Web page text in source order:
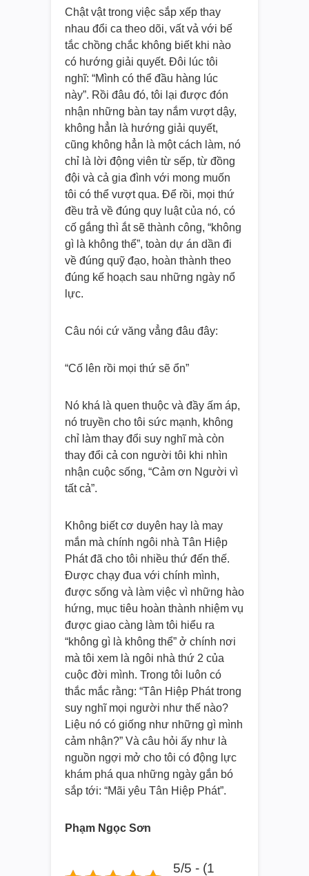
Chật vật trong việc sắp xếp thay
nhau đổi ca theo dõi, vất vả với bế
tắc chồng chắc không biết khi nào
có hướng giải quyết. Đôi lúc tôi
nghĩ: “Mình có thể đầu hàng lúc
này”. Rồi đâu đó, tôi lại được đón
nhận những bàn tay nắm vượt dậy,
không hẳn là hướng giải quyết,
cũng không hẳn là một cách làm, nó
chỉ là lời động viên từ sếp, từ đồng
đội và cả gia đình với mong muốn
tôi có thể vượt qua. Để rồi, mọi thứ
đều trả về đúng quy luật của nó, có
cố gắng thì ắt sẽ thành công, “không
gì là không thể”, toàn dự án dần đi
về đúng quỹ đạo, hoàn thành theo
đúng kế hoạch sau những ngày nổ
lực.
Câu nói cứ văng vẳng đâu đây:
“Cố lên rồi mọi thứ sẽ ổn”
Nó khá là quen thuộc và đầy ấm áp,
nó truyền cho tôi sức mạnh, không
chỉ làm thay đổi suy nghĩ mà còn
thay đổi cả con người tôi khi nhìn
nhận cuộc sống, “Cảm ơn Người vì
tất cả”.
Không biết cơ duyên hay là may
mắn mà chính ngôi nhà Tân Hiệp
Phát đã cho tôi nhiều thứ đến thế.
Được chạy đua với chính mình,
được sống và làm việc vì những hào
hứng, mục tiêu hoàn thành nhiệm vụ
được giao càng làm tôi hiểu ra
“không gì là không thể” ở chính nơi
mà tôi xem là ngôi nhà thứ 2 của
cuộc đời mình. Trong tôi luôn có
thắc mắc rằng: “Tân Hiệp Phát trong
suy nghĩ mọi người như thế nào?
Liệu nó có giống như những gì mình
cảm nhận?” Và câu hỏi ấy như là
nguồn ngợi mở cho tôi có động lực
khám phá qua những ngày gắn bó
sắp tới: “Mãi yêu Tân Hiệp Phát”.
Phạm Ngọc Sơn
5/5 - (1